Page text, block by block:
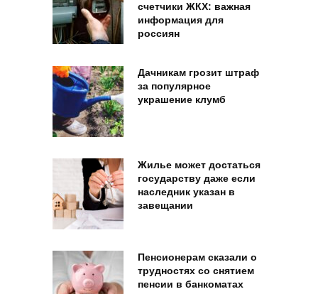
счетчики ЖКХ: важная
информация для
россиян
Дачникам грозит штраф
за популярное
украшение клумб
Жилье может достаться
государству даже если
наследник указан в
завещании
Пенсионерам сказали о
трудностях со снятием
пенсии в банкоматах